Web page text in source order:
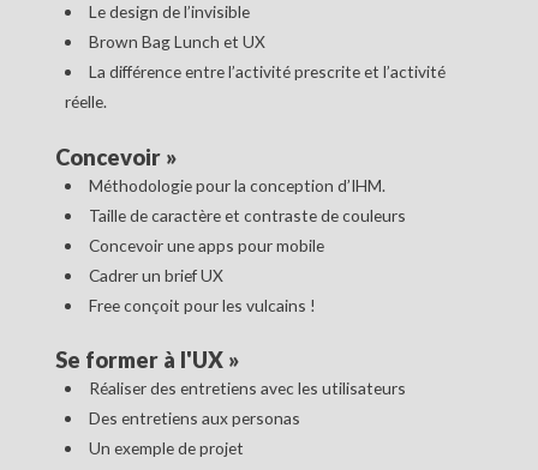
Le design de l’invisible
Brown Bag Lunch et UX
La différence entre l’activité prescrite et l’activité
réelle.
Concevoir»
Méthodologie pour la conception d’IHM.
Taille de caractère et contraste de couleurs
Concevoir une apps pour mobile
Cadrer un brief UX
Free conçoit pour les vulcains !
Se former à l'UX»
Réaliser des entretiens avec les utilisateurs
Des entretiens aux personas
Un exemple de projet